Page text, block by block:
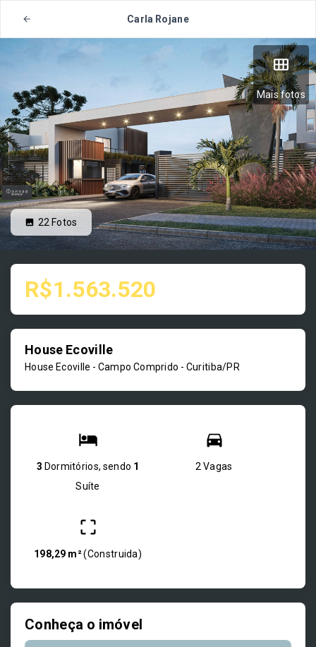
Carla Rojane
Mais fotos
22 Fotos
R$1.563.520
House Ecoville
House Ecoville - Campo Comprido - Curitiba/PR
3 Dormitórios, sendo 1
Suíte
2 Vagas
198,29 m²(Construida)
Conheça o imóvel